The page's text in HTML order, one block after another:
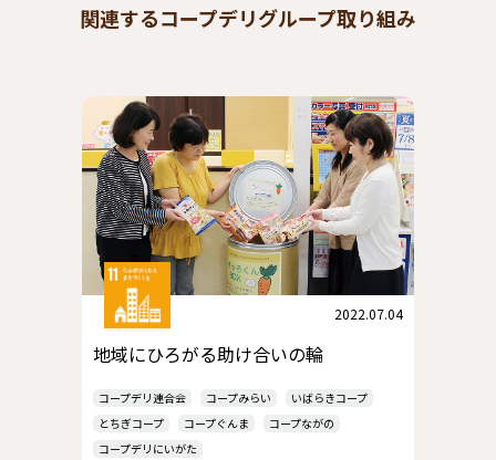
関連するコープデリグループ取り組み
2022.07.04
地域にひろがる助け合いの輪
コープデリ連合会 コープみらい
いばらきコープ
とちぎコープ
コープぐんま
コープながの
コープデリにいがた